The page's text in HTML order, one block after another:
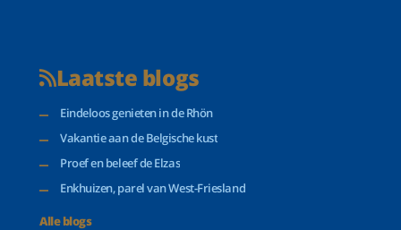
Laatste blogs
Eindeloos genieten in de Rhön
Vakantie aan de Belgische kust
Proef en beleef de Elzas
Enkhuizen, parel van West-Friesland
Alle blogs